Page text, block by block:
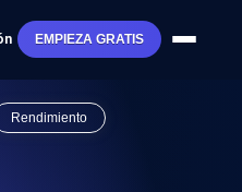
EMPIEZA GRATIS
Rendimiento